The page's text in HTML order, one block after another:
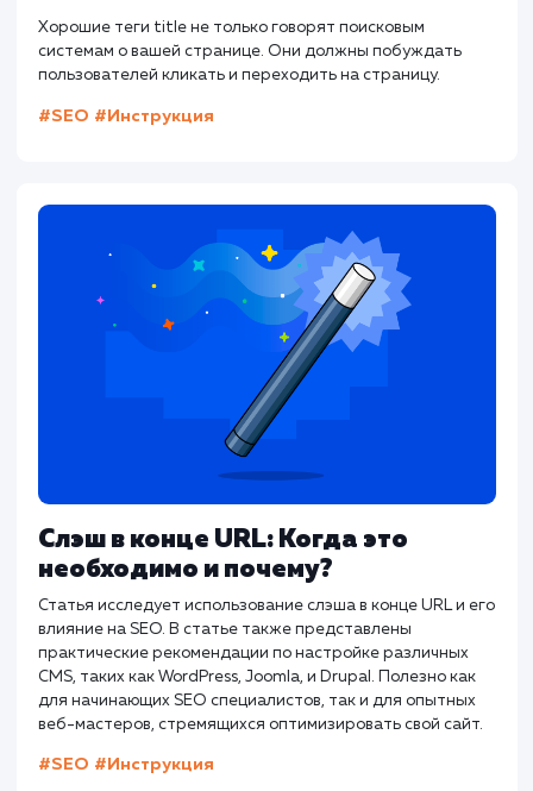
Как составить идеальный title
системам о вашей странице. Они должны побуждать
пользователей кликать и переходить на страницу.
#Инструкция
Слэш в конце URL: Когда это